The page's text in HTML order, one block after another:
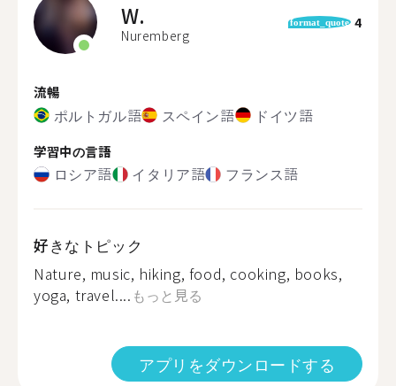
W.
Nuremberg
format_quote 4
流暢
ポルトガル語 スペイン語 ドイツ語
学習中の言語
ロシア語 イタリア語 フランス語
好きなトピック
Nature, music, hiking, food, cooking, books,
yoga, travel.... もっと見る
アプリをダウンロードする